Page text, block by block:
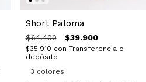
Short Paloma
$64.400 $39.900
$35.910 con Transferencia o
depósito
3 colores